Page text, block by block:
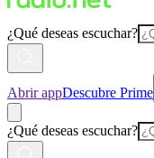
¿Qué deseas escuchar?
Abrir appDescubre Prime
¿Qué deseas escuchar?